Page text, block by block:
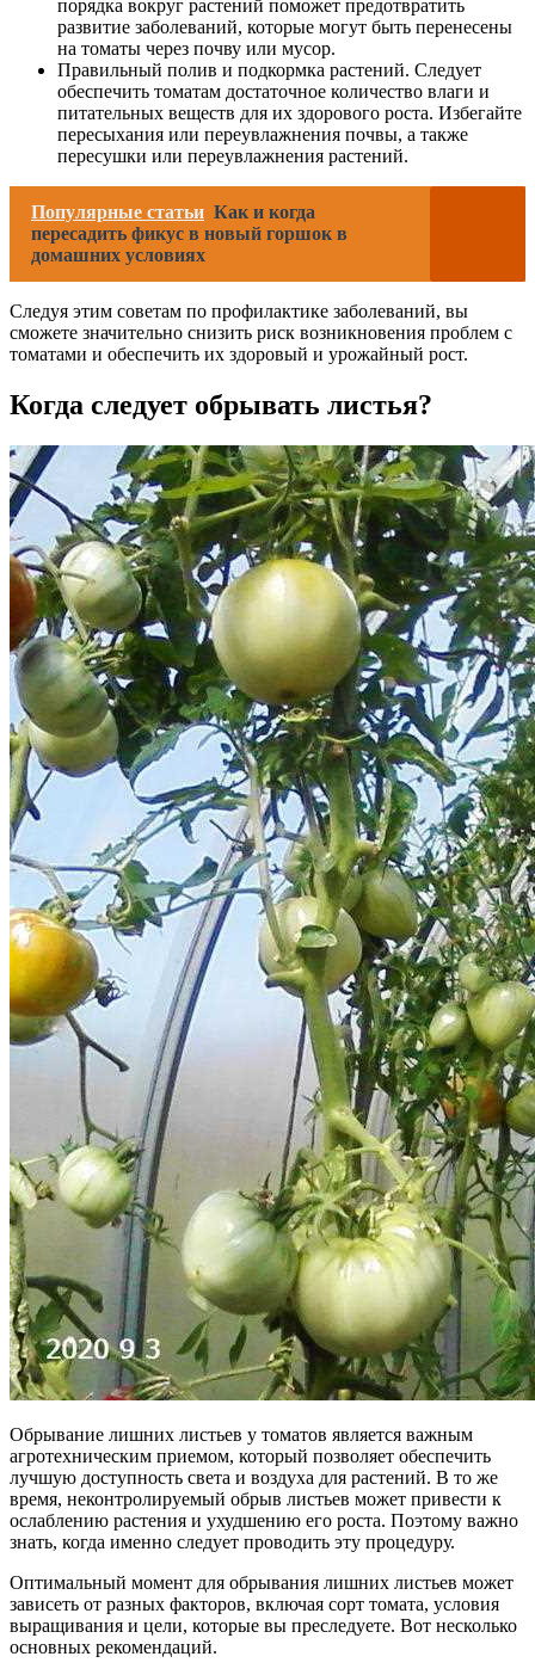
порядка вокруг растений поможет предотвратить
развитие заболеваний, которые могут быть перенесены
на томаты через почву или мусор.
Правильный полив и подкормка растений. Следует
обеспечить томатам достаточное количество влаги и
питательных веществ для их здорового роста. Избегайте
пересыхания или переувлажнения почвы, а также
пересушки или переувлажнения растений.
Популярные статьи Как и когда
пересадить фикус в новый горшок в
домашних условиях
Следуя этим советам по профилактике заболеваний, вы
сможете значительно снизить риск возникновения проблем с
томатами и обеспечить их здоровый и урожайный рост.
Когда следует обрывать листья?
Обрывание лишних листьев у томатов является важным
агротехническим приемом, который позволяет обеспечить
лучшую доступность света и воздуха для растений. В то же
время, неконтролируемый обрыв листьев может привести к
ослаблению растения и ухудшению его роста. Поэтому важно
знать, когда именно следует проводить эту процедуру.
Оптимальный момент для обрывания лишних листьев может
зависеть от разных факторов, включая сорт томата, условия
выращивания и цели, которые вы преследуете. Вот несколько
основных рекомендаций.